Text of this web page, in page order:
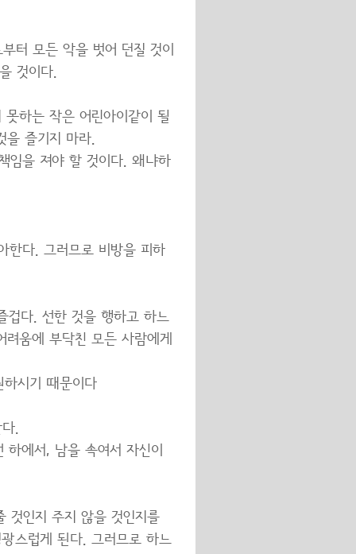
터 모든 악을 벗어 던질 것이
것이다.
하는 작은 어린아이같이 될
즐기지 마라.
임을 져야 할 것이다. 왜냐하
한다. 그러므로 비방을 피하
겁다. 선한 것을 행하고 하느
움에 부닥친 모든 사람에게
시기 때문이다
.
에서, 남을 속여서 자신이
것인지 주지 않을 것인지를
스럽게 된다. 그러므로 하느